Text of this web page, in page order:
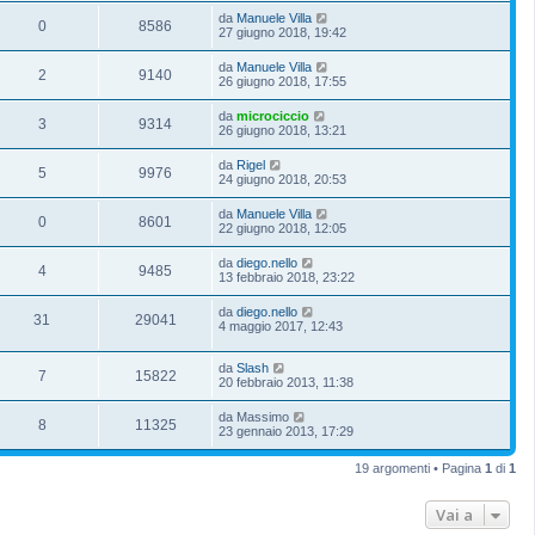
0 8586 da Manuele Villa
27 giugno 2018, 19:42
2 9140 da Manuele Villa
26 giugno 2018, 17:55
3 9314 da microciccio
26 giugno 2018, 13:21
5 9976 da Rigel
24 giugno 2018, 20:53
0 8601 da Manuele Villa
22 giugno 2018, 12:05
4 9485 da diego.nello
13 febbraio 2018, 23:22
31 29041 da diego.nello
4 maggio 2017, 12:43
7 15822 da Slash
20 febbraio 2013, 11:38
8 11325 da Massimo
23 gennaio 2013, 17:29
19 argomenti • Pagina 1 di 1
Vai a